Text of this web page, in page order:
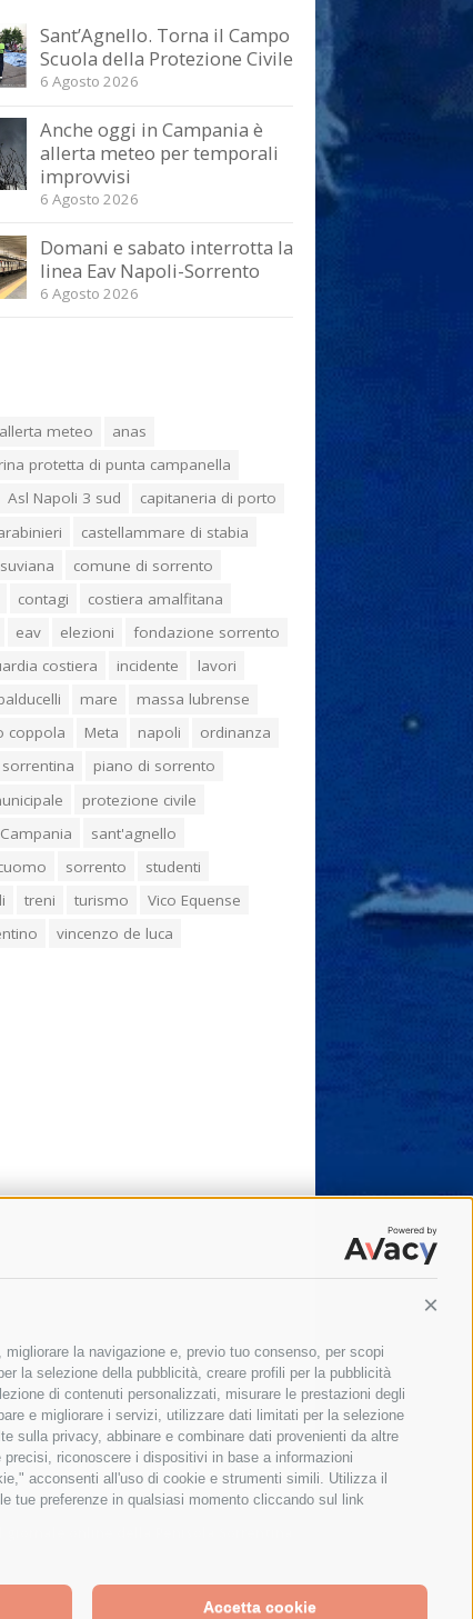
la navigazione e, previo tuo consenso, per scopi
la selezione della pubblicità, creare profili per la pubblicità
di contenuti personalizzati, misurare le prestazioni degli
e migliorare i servizi, utilizzare dati limitati per la selezione
sulla privacy, abbinare e combinare dati provenienti da altre
riconoscere i dispositivi in base a informazioni
acconsenti all'uso di cookie e strumenti simili. Utilizza il
tue preferenze in qualsiasi momento cliccando sul link
Accetta cookie
Sant’Agnello. Torna il Campo
Scuola della Protezione Civile
6 Agosto 2026
Anche oggi in Campania è
allerta meteo per temporali
improvvisi
6 Agosto 2026
Domani e sabato interrotta la
linea Eav Napoli-Sorrento
6 Agosto 2026
allerta meteo
anas
protetta di punta campanella
Asl Napoli 3 sud
capitaneria di porto
castellammare di stabia
comune di sorrento
contagi
costiera amalfitana
eav elezioni
fondazione sorrento
costiera incidente
lavori
mare
massa lubrense
coppola
Meta napoli
ordinanza
piano di sorrento
protezione civile
sant'agnello
sorrento
studenti
treni turismo
Vico Equense
vincenzo de luca